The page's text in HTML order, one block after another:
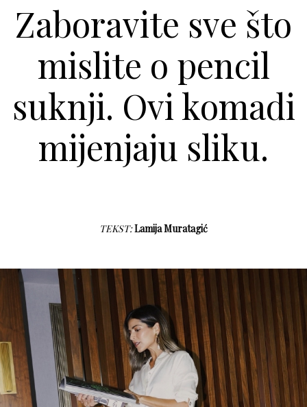
Zaboravite sve što
mislite o pencil
suknji. Ovi komadi
mijenjaju sliku.
TEKST:Lamija Muratagić